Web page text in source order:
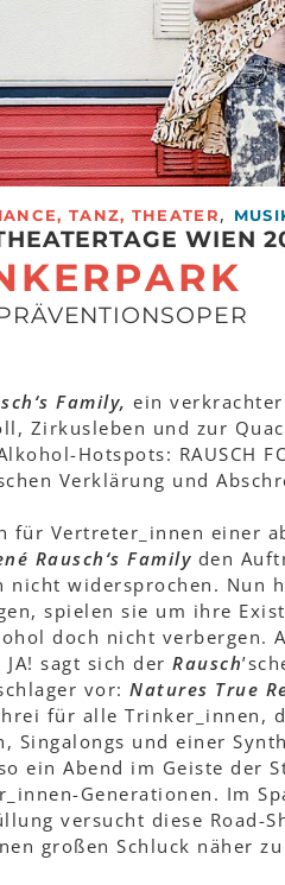
TANZ, THEATER,
WIEN
Family, ein
Zirkusleben und zur
Hotspots: RAUSCH
Verklärung und
für Vertreter_innen einer
Rausch‘s Family den
nicht widersprochen. Nun
spielen sie um ihre
doch nicht verbergen.
JA! sagt sich der Rausch
vor: Natures True
für alle Trinker_innen,
Singalongs und einer
ein Abend im Geiste der
Generationen. Im
versucht diese Road-
großen Schluck näher